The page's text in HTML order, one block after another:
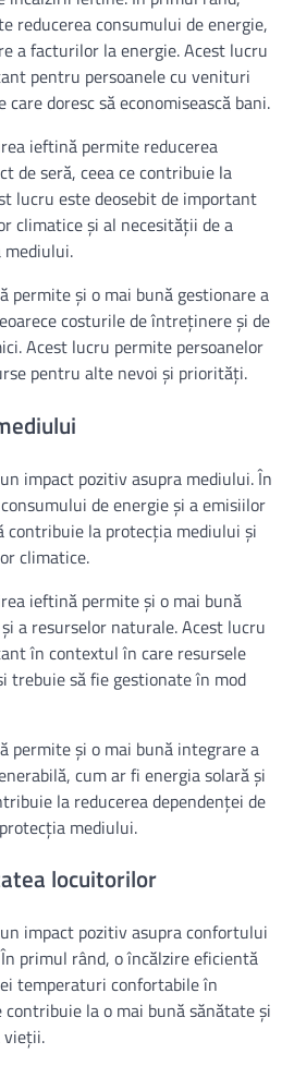
reducerea consumului de energie,
a facturilor la energie. Acest lucru
pentru persoanele cu venituri
doresc să economisească bani.
ieftină permite reducerea
de seră, ceea ce contribuie la
lucru este deosebit de important
climatice și al necesității de a
mediului.
permite și o mai bună gestionare a
costurile de întreținere și de
Acest lucru permite persoanelor
pentru alte nevoi și priorități.
impact pozitiv asupra mediului. În
de energie și a emisiilor
contribuie la protecția mediului și
climatice.
ieftină permite și o mai bună
a resurselor naturale. Acest lucru
în contextul în care resursele
să fie gestionate în mod
permite și o mai bună integrare a
cum ar fi energia solară și
la reducerea dependenței de
mediului.
locuitorilor
impact pozitiv asupra confortului
primul rând, o încălzire eficientă
temperaturi confortabile în
la o mai bună sănătate și
vieții.